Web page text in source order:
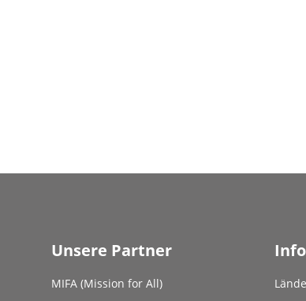
Unsere Partner
MIFA (Mission for All)